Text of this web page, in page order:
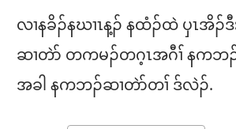
လၢနခိၣ်နဃၢၤန့ၣ် နထံၣ်ထဲ ပှၤအိၣ်
ဆၢတဲာ် တကမၣ်တဂ့ၤအဂီၢ် နကဘ
အခါ နကဘၣ်ဆၢတဲာ်တၢ် ဒ်လဲၣ်.